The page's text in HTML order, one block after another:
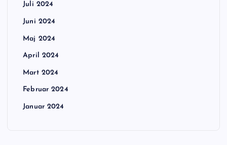
Juli 2024
Juni 2024
Maj 2024
April 2024
Mart 2024
Februar 2024
Januar 2024